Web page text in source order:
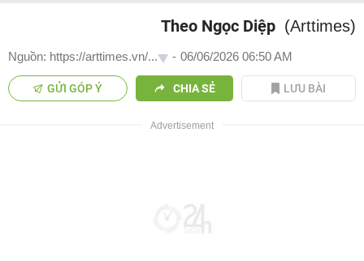
Theo Ngọc Diệp (Arttimes)
Nguồn: https://arttimes.vn/... - 06/06/2026 06:50 AM
GỬI GÓP Ý CHIA SẺ LƯU BÀI